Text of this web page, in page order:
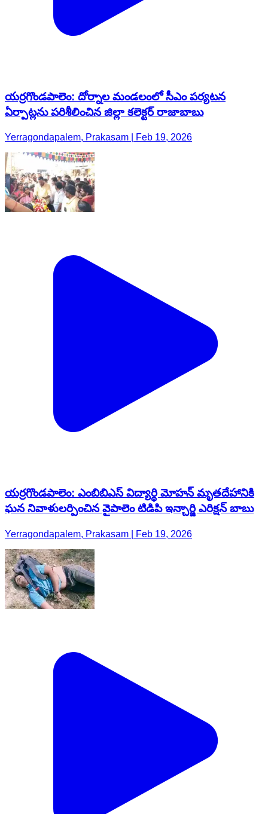
యర్రగొండపాలెం: దోర్నాల మండలంలో సీఎం పర్యటన
ఏర్పాట్లను పరిశీలించిన జిల్లా కలెక్టర్ రాజాబాబు
Yerragondapalem, Prakasam | Feb 19, 2026
యర్రగొండపాలెం: ఎంబిబిఎస్ విద్యార్థి మోహన్ మృతదేహానికి
ఘన నివాళులర్పించిన వైపాలెం టిడిపి ఇన్చార్జి ఎరిక్షన్ బాబు
Yerragondapalem, Prakasam | Feb 19, 2026